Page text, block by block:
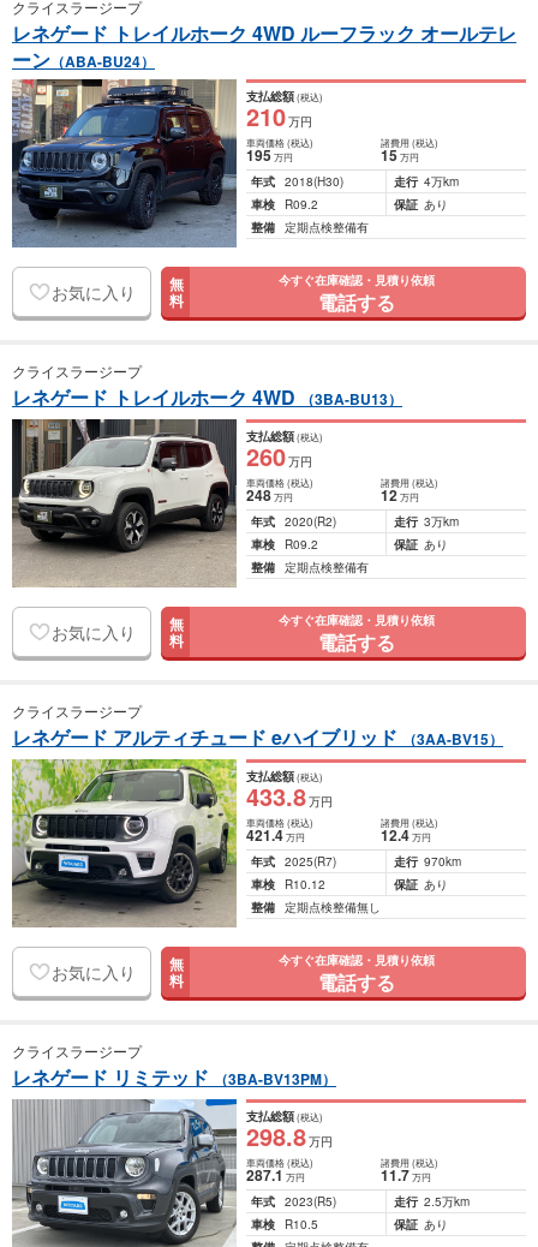
クライスラージープ
レネゲード トレイルホーク 4WD ルーフラック オールテレ
ーン （ABA-BU24）
支払総額(税込)
210万円
車両価格(税込)
195万円
諸費用 (税込)
15 万円
年式 2018(H30) 走行 4万km
車検
R09.2 保証 あり
整備 定期点検整備有
お気に入り 無
料
今すぐ在庫確認・見積り依頼
電話する
クライスラージープ
レネゲード トレイルホーク 4WD （3BA-BU13）
支払総額(税込)
260万円
車両価格(税込)
248万円
諸費用 (税込)
12 万円
年式 2020(R2) 走行 3万km
車検
R09.2 保証 あり
整備 定期点検整備有
お気に入り 無
料
今すぐ在庫確認・見積り依頼
電話する
クライスラージープ
レネゲード アルティチュード eハイブリッド （3AA-BV15）
支払総額(税込)
433.8万円
車両価格(税込)
421.4万円
諸費用 (税込)
12.4 万円
年式 2025(R7) 走行 970km
車検
R10.12 保証 あり
整備 定期点検整備無し
お気に入り 無
料
今すぐ在庫確認・見積り依頼
電話する
クライスラージープ
レネゲード リミテッド （3BA-BV13PM）
支払総額(税込)
298.8万円
車両価格(税込)
287.1万円
諸費用 (税込)
11.7 万円
年式 2023(R5) 走行 2.5万km
車検
R10.5 保証 あり